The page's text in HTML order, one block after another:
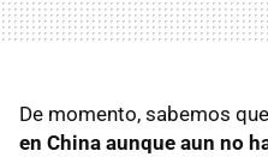
De momento, sabemos
en China aunque aun no